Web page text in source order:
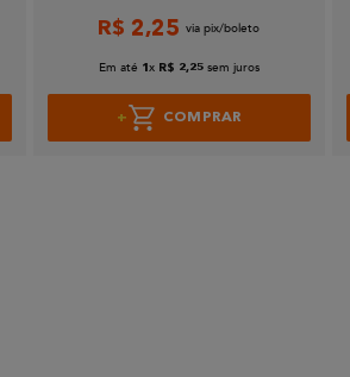
R$ 2,25
Em até 1 x R$ 2,25 sem juros
COMPRAR